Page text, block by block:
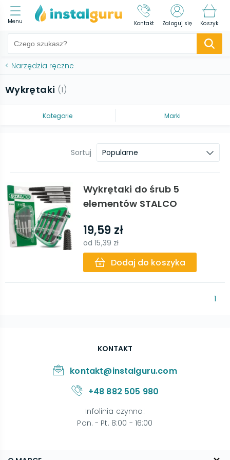
Menu Kontakt Zaloguj się Koszyk
< Narzędzia ręczne
Wykrętaki (1)
Kategorie Marki
Sortuj Popularne
Wykrętaki do śrub 5
elementów STALCO
19,59 zł
od15,39 zł
Dodaj do koszyka
1
KONTAKT
kontakt@instalguru.com
+48 882 505 980
Infolinia czynna:
Pon. - Pt. 8:00 - 16:00